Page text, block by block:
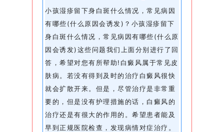
小孩湿疹留下身白斑什么情况，常见病因
有哪些(什么原因会诱发)？小孩湿疹留下
身白斑什么情况，常见病因有哪些(什么原
因会诱发)这些问题我们上面分别进行了回
答，希望对您有所帮助!白癜风属于常见皮
肤病。若没有得到及时的治疗白癜风很快
就会扩散开来。但是，尽管治疗是非常重
要的，但是没有护理措施的话，白癜风的
治疗还是有很大的作用的。希望患者能及
早到正规医院检查，发现病情对症治疗。